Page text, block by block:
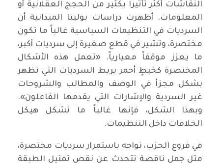
النقاشات أكثر تأثيراً بكثير من الحجج العقلانية أو
المعلومات. أظهرت دراسات بوليتا الميدانية أن
السرديات في التنظيمات السياسية غالباً ما تكون
مختصرة، وتشير في قطع صغيرة إلى سرديات أكبر،
ما يعزز موقفاً معيارياً. «تعمل هذه الأشكال
المختصرة كخيطٍ أحمر يربط السرديات التي تظهر
بشكل مجزأ في الوصف والمطالب والشروحات
غير السردية والإشارات التي يقدمها الفاعلون».
وبهذا الشكل، فإنها غالباً ما تشكل هيكل
الخلافات داخل التنظيمات.
في فروع الحزب، نواجه باستمرار سرديات مختصرة،
مثل جمل ناقصة تتحدث عن نقص تمثيل الطبقة